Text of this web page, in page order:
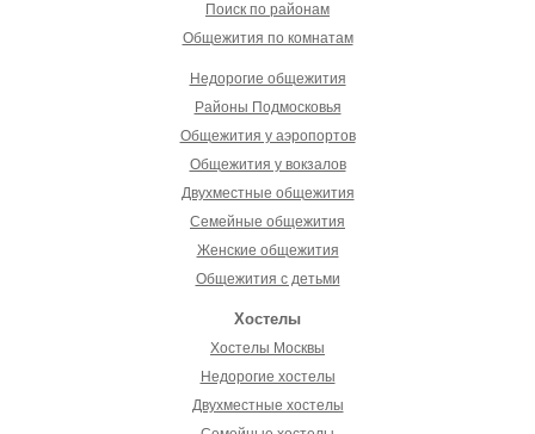
Поиск по районам
Общежития по комнатам
Недорогие общежития
Районы Подмосковья
Общежития у аэропортов
Общежития у вокзалов
Двухместные общежития
Семейные общежития
Женские общежития
Общежития с детьми
Хостелы
Хостелы Москвы
Недорогие хостелы
Двухместные хостелы